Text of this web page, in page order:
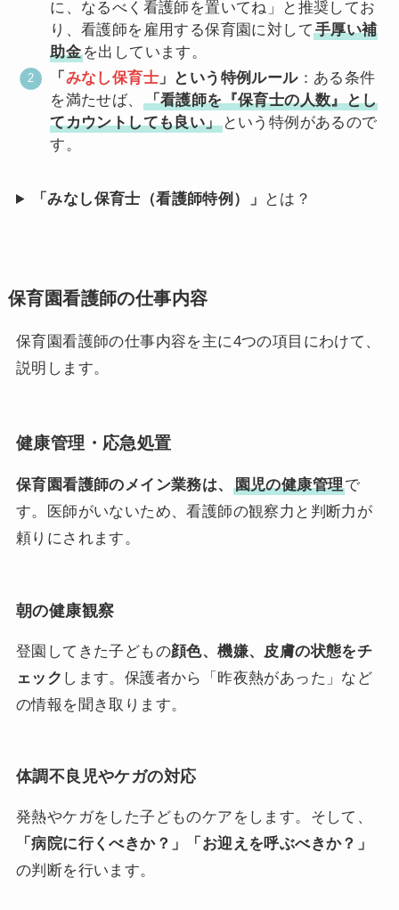
に、なるべく看護師を置いてね」と推奨してお
り、看護師を雇用する保育園に対して手厚い補
助金 を出しています。
「 みなし保育士 」という特例ルール：ある条件
を満たせば、
「看護師を『保育士の人数』とし
てカウントしても良い」という特例があるので
す。
「みなし保育士（看護師特例）」 とは？
保育園看護師の仕事内容
保育園看護師の仕事内容を主に4つの項目にわけて、
説明します。
健康管理・応急処置
保育園看護師のメイン業務は、 園児の健康管理で
す。医師がいないため、看護師の観察力と判断力が
頼りにされます。
朝の健康観察
登園してきた子どもの顔色、機嫌、皮膚の状態をチ
ェック します。保護者から「昨夜熱があった」など
の情報を聞き取ります。
体調不良児やケガの対応
発熱やケガをした子どものケアをします。そして、
「病院に行くべきか？」「お迎えを呼ぶべきか？」
の判断を行います。